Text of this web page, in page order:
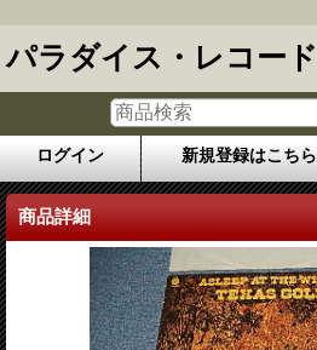
パラダイス・レコード
ログイン 新規登録はこちら
商品詳細